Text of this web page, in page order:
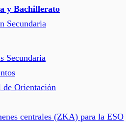
y Bachillerato
Secundaria
Secundaria
Orientación
centrales (ZKA) para la ESO